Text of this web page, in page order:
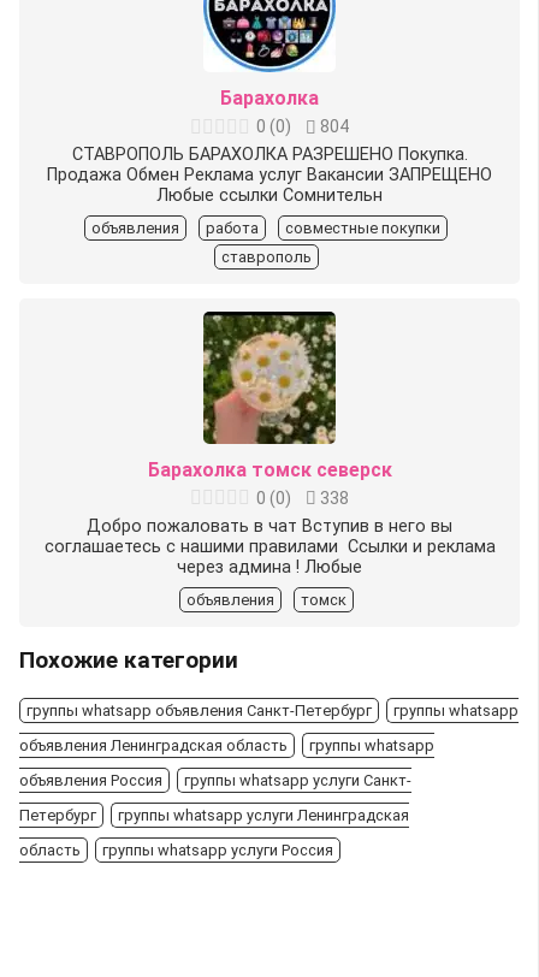
Барахолка
0 (0)
804
СТАВРОПОЛЬ БАРАХОЛКА РАЗРЕШЕНО Покупка.
Продажа Обмен Реклама услуг Вакансии ЗАПРЕЩЕНО
Любые ссылки Сомнительн
объявления работа
совместные покупки
ставрополь
Барахолка томск северск
0 (0)
338
Добро пожаловать в чат Вступив в него вы
соглашаетесь с нашими правилами ️ Ссылки и реклама
через админа ! Любые
объявления томск
Похожие категории
группы whatsapp объявления Санкт-Петербург
группы whatsapp
объявления Ленинградская область
группы whatsapp
объявления Россия
группы whatsapp услуги Санкт-
Петербург
группы whatsapp услуги Ленинградская
область
группы whatsapp услуги Россия